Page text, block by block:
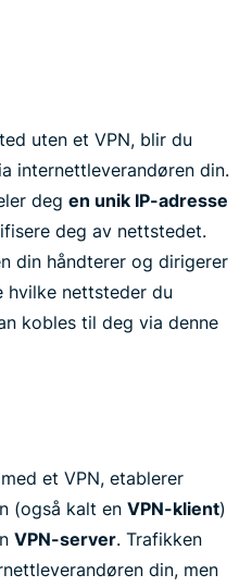
uten et VPN, blir du
internettleverandøren din.
deg en unik IP-adresse
deg av nettstedet.
din håndterer og dirigerer
hvilke nettsteder du
kobles til deg via denne
et VPN, etablerer
(også kalt en VPN-klient)
VPN-server. Trafikken
din, men